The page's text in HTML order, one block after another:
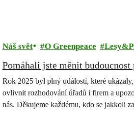
Náš svět O Greenpeace
Pomáhali jste měnit
Rok 2025 byl plný událostí, které
ovlivnit rozhodování úřadů i firem a
nás. Děkujeme každému, kdo se jakkoli